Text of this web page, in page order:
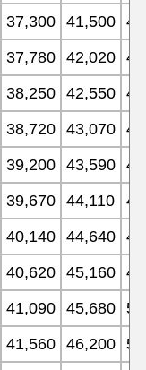
37,300 41,500
37,780 42,020
38,250 42,550
38,720 43,070
39,200 43,590
39,670 44,110
40,140 44,640
40,620 45,160
41,090 45,680
41,560 46,200